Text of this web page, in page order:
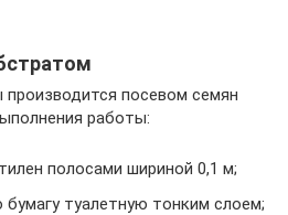
посевом семян
работы:
полосами шириной 0,1 м;
бумагу туалетную тонким слоем;